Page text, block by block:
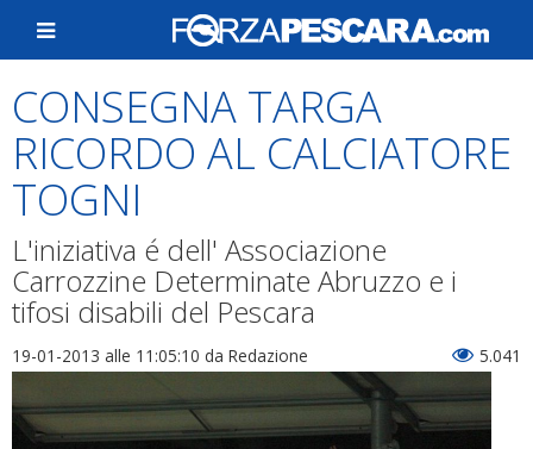
CONSEGNA TARGA
RICORDO AL CALCIATORE
TOGNI
L'iniziativa é dell' Associazione
Carrozzine Determinate Abruzzo e i
tifosi disabili del Pescara
19-01-2013 alle 11:05:10 da Redazione 5.041